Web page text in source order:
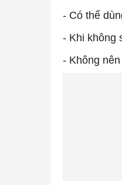
- Có thể
- Khi không
- Không